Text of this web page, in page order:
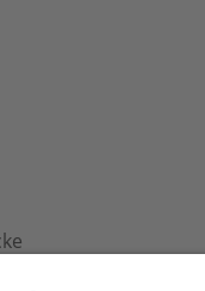
& Spielzeug